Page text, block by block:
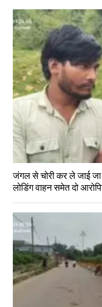
जंगल से चोरी कर ले जाई जा
लोडिंग वाहन समेत दो